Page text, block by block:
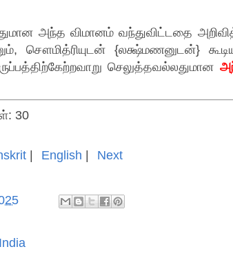
அந்த விமானம் வந்துவிட்டதை
சௌமித்ரியுடன் {லக்ஷ்மணனுடன்}
செலுத்தவல்லதுமான
30
| English Next